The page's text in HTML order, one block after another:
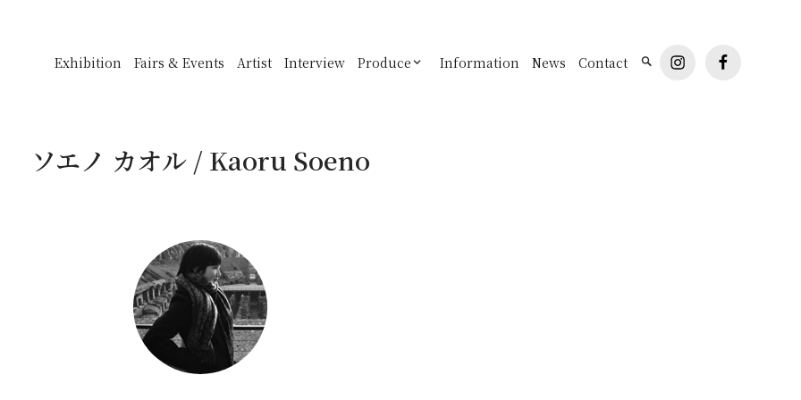
Exhibition
Fairs & Events Artist Interview Produce Information News Contact
instagramfacebook
ソエノ カオル / Kaoru Soeno